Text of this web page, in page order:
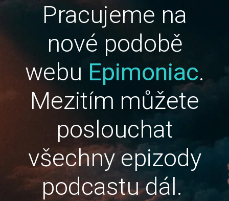
Pracujeme na
nové podobě
webu Epimoniac.
Mezitím můžete
poslouchat
všechny epizody
podcastu dál.